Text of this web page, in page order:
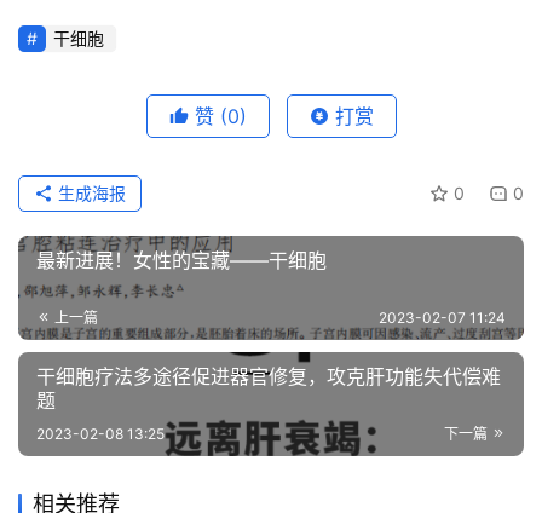
干细胞
赞 (0) 打赏
0 0
生成海报
最新进展！女性的宝藏——干细胞
上一篇 2023-02-07 11:24
干细胞疗法多途径促进器官修复，攻克肝功能失代偿难
题
下一篇
2023-02-08 13:25
相关推荐